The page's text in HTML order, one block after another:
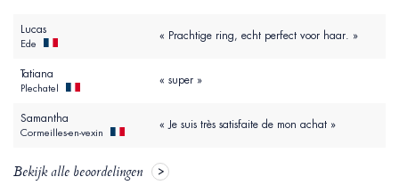
Lucas
Ede
« Prachtige ring, echt perfect voor haar. »
Tatiana
Plechatel
« super »
Samantha
Cormeilles-en-vexin
« Je suis très satisfaite de mon achat »
Bekijk alle beoordelingen